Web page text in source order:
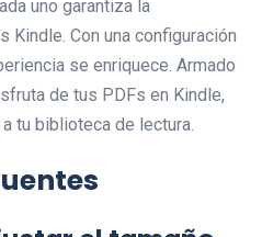
uno garantiza la
Con una configuración
se enriquece. Armado
de tus PDFs en Kindle,
tu biblioteca de lectura.